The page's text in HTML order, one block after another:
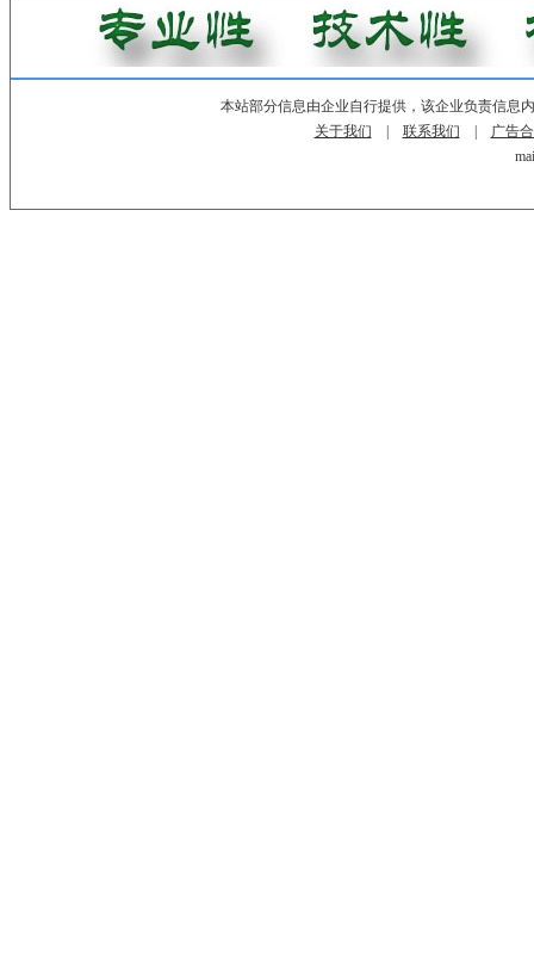
本站部分信息由企业自行提供，该企业负责信息
关于我们
联系我们
广告